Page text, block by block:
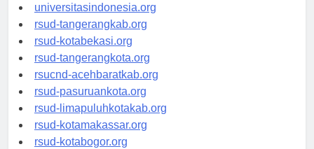
universitasindonesia.org
rsud-tangerangkab.org
rsud-kotabekasi.org
rsud-tangerangkota.org
rsucnd-acehbaratkab.org
rsud-pasuruankota.org
rsud-limapuluhkotakab.org
rsud-kotamakassar.org
rsud-kotabogor.org